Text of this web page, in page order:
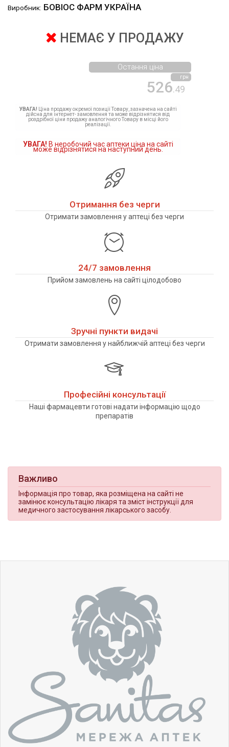
Виробник: БОВІОС ФАРМ УКРАЇНА
НЕМАЄ У ПРОДАЖУ
526.49
грн
Остання ціна
УВАГА! Ціна продажу окремої позиції Товару, зазначена на сайті
дійсна для інтернет- замовлення та може відрізнятися від
роздрібної ціни продажу аналогічного Товару в місці його
реалізації.
УВАГА! В неробочий час аптеки ціна на сайті
може відрізнятися на наступний день.
Отримання без черги
Отримати замовлення у аптеці без черги
24/7 замовлення
Прийом замовлень на сайті цілодобово
Зручні пункти видачі
Отримати замовлення у найближчій аптеці без черги
Професійні консультації
Наші фармацевти готові надати інформацію щодо
препаратів
Важливо
Інформація про товар, яка розміщена на сайті не
замінює консультацію лікаря та зміст інструкції для
медичного застосування лікарського засобу.